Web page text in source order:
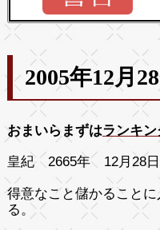
2005年12月
おまいらまずはランキン
皇紀 2665年 12月28日
得意なこと儲かること
る。